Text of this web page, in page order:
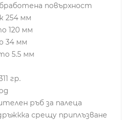
повърхност
254 мм
120 мм
34 мм
5.5 мм
гр.
ръб за палеца
срещу приплъзване